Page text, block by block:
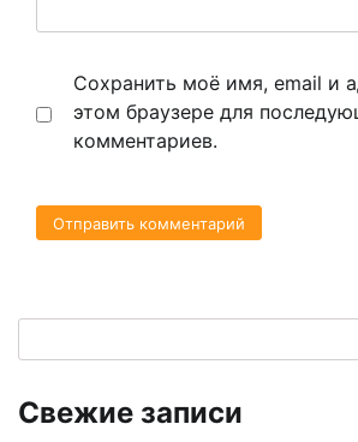
Сохранить моё имя, email и
этом браузере для
комментариев.
Свежие записи